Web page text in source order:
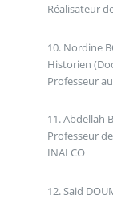
Réalisateur
10. Nordine
Historien (Docteur en
Professeur
11. Abdellah
Professeur
INALCO
12. Said